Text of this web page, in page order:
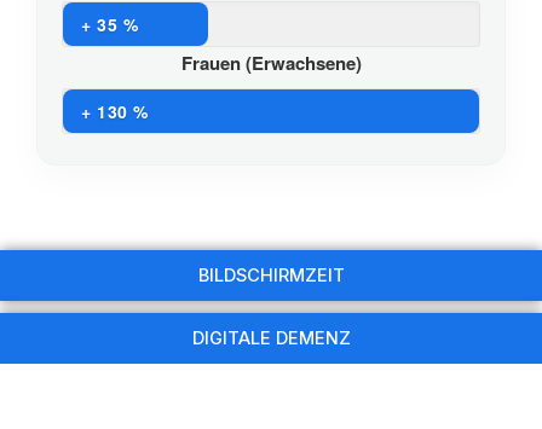
BILDSCHIRMZEIT
DIGITALE DEMENZ
+ 35 %
Frauen (Erwachsene)
+ 130 %